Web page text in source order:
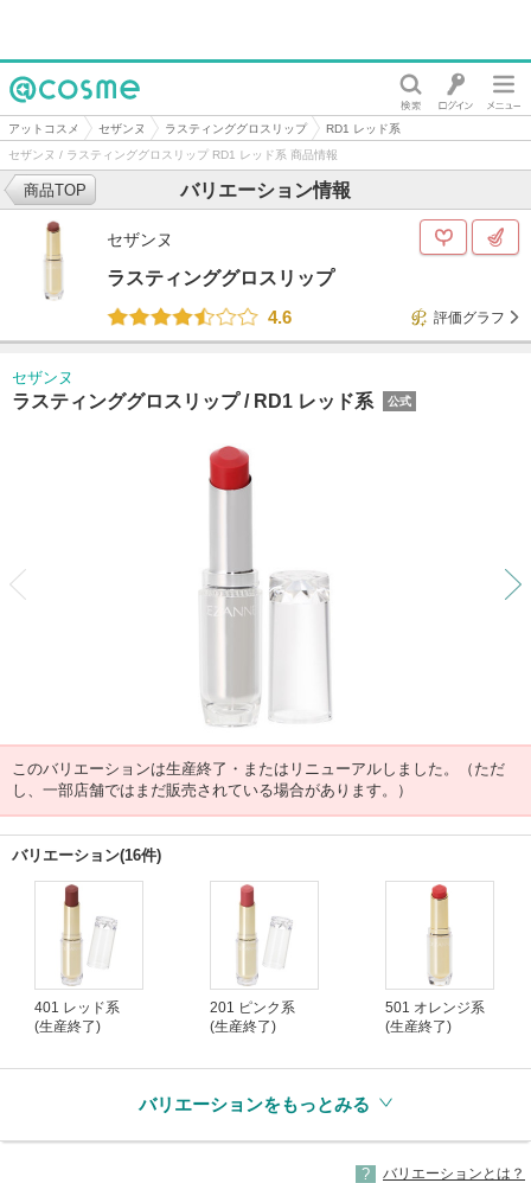
@cosme
アットコスメ セザンヌ ラスティンググロスリップ
RD1 レッド系
セザンヌ / ラスティンググロスリップ RD1 レッド系 商品情報
バリエーション情報
商品TOP
セザンヌ
ラスティンググロスリップ
4.6
評価グラフ
セザンヌ
ラスティンググロスリップ / RD1 レッド系 公式
このバリエーションは生産終了・またはリニューアルしました。（ただ
し、一部店舗ではまだ販売されている場合があります。）
バリエーション(16件)
401 レッド系
(生産終了)
201 ピンク系
(生産終了)
501 オレンジ系
(生産終了)
バリエーションをもっとみる
バリエーションとは？